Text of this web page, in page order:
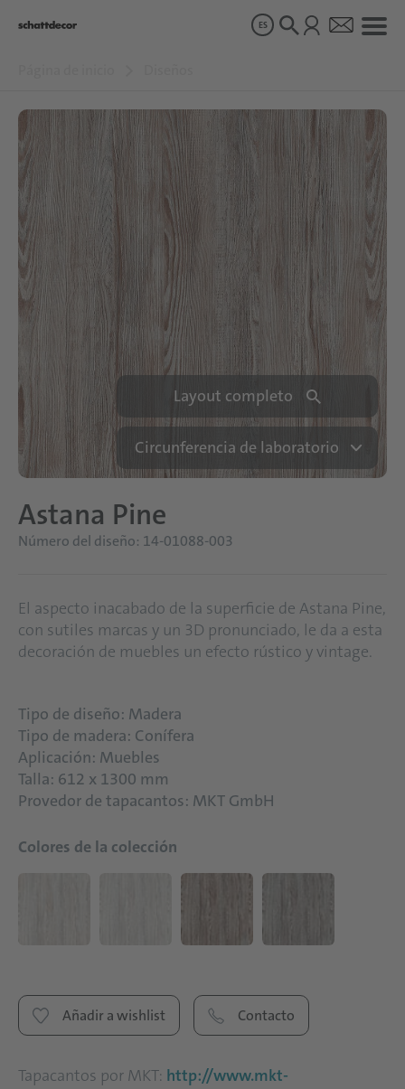
Productos
Sobre nosotros
Sostenibilidad
ES
Layout completo
Circunferencia de laboratorio
Astana Pine
Número del diseño: 14-01088-003
El aspecto inacabado de la superficie de Astana Pine,
con sutiles marcas y un 3D pronunciado, le da a esta
decoración de muebles un efecto rústico y vintage.
Tipo de diseño: Madera
Tipo de madera: Conífera
Aplicación: Muebles
Talla: 612 x 1300 mm
Provedor de tapacantos: MKT GmbH
Colores de la colección
Añadir a wishlist Contacto
Tapacantos por MKT: http://www.mkt-